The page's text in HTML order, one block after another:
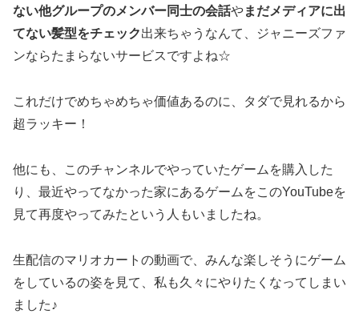
ない他グループのメンバー同士の会話やまだメディアに出
てない髪型をチェック出来ちゃうなんて、ジャニーズファ
ンならたまらないサービスですよね☆
これだけでめちゃめちゃ価値あるのに、タダで見れるから
超ラッキー！
他にも、このチャンネルでやっていたゲームを購入した
り、最近やってなかった家にあるゲームをこのYouTubeを
見て再度やってみたという人もいましたね。
生配信のマリオカートの動画で、みんな楽しそうにゲーム
をしているの姿を見て、私も久々にやりたくなってしまい
ました♪